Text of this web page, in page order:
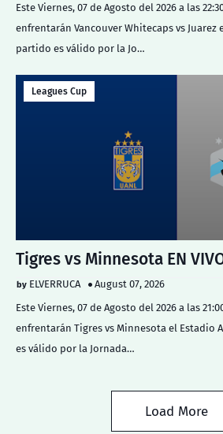
Este Viernes, 07 de Agosto del 2026 a las
enfrentarán Vancouver Whitecaps vs Juarez
partido es válido por la Jo…
Leagues Cup
Tigres vs Minnesota EN
ELVERRUCA
August 07, 2026
Este Viernes, 07 de Agosto del 2026 a las
enfrentarán Tigres vs Minnesota el Estadio
es válido por la Jornada…
Load More